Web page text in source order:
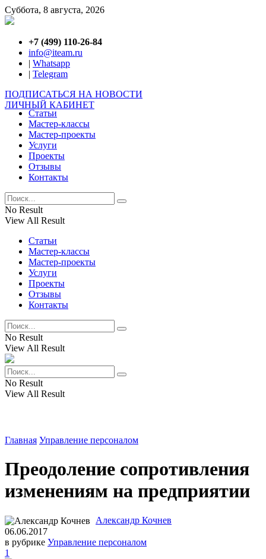
Суббота, 8 августа, 2026
+7 (499) 110-26-84
info@iteam.ru
| Whatsapp
| Telegram
ПОДПИСАТЬСЯ НА НОВОСТИ
ЛИЧНЫЙ КАБИНЕТ
Статьи
Мастер-классы
Мастер-проекты
Услуги
Проекты
Отзывы
Контакты
No Result
View All Result
Статьи
Мастер-классы
Мастер-проекты
Услуги
Проекты
Отзывы
Контакты
No Result
View All Result
No Result
View All Result
Главная Управление персоналом
Преодоление сопротивления
изменениям на предприятии
Александр Кочнев
06.06.2017
в рубрике Управление персоналом
1